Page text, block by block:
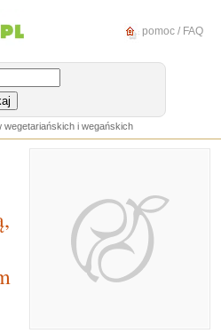
pomoc / FAQ
wegetariańskich i wegańskich